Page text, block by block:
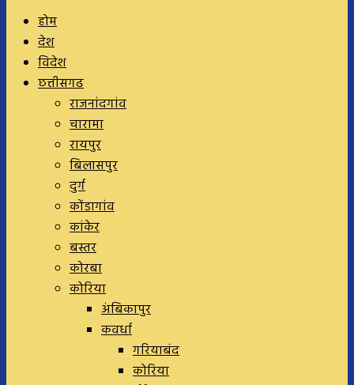
होम
देश
विदेश
छत्तीसगढ
राजनांदगांव
चारामा
रायपुर
बिलासपुर
दुर्ग
कोंडागांव
कांकेर
बस्तर
कोरबा
कोरिया
अंबिकापुर
कवर्धा
गरियाबंद
कोरिया